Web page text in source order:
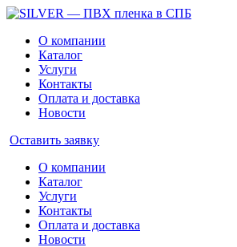
О компании
Каталог
Услуги
Контакты
Оплата и доставка
Новости
Оставить заявку
О компании
Каталог
Услуги
Контакты
Оплата и доставка
Новости